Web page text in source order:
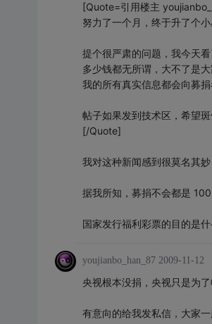
[Quote=引用楼主
努力了一个月，终于升了个
提个很严肃的问题，我今天
多少钱都无所谓，大不了是
我的所有真实信息都会向募捐
帖子如果发到技术区，希望
[/Quote]
我对这种新闻感到很莫名其
据我所知，募捐不会都是
国家发行福利彩票的目的是
youjianbo_han_87 2009-11-12
央视根本没捐，央视只是为
有意向的给我发私信，大家一